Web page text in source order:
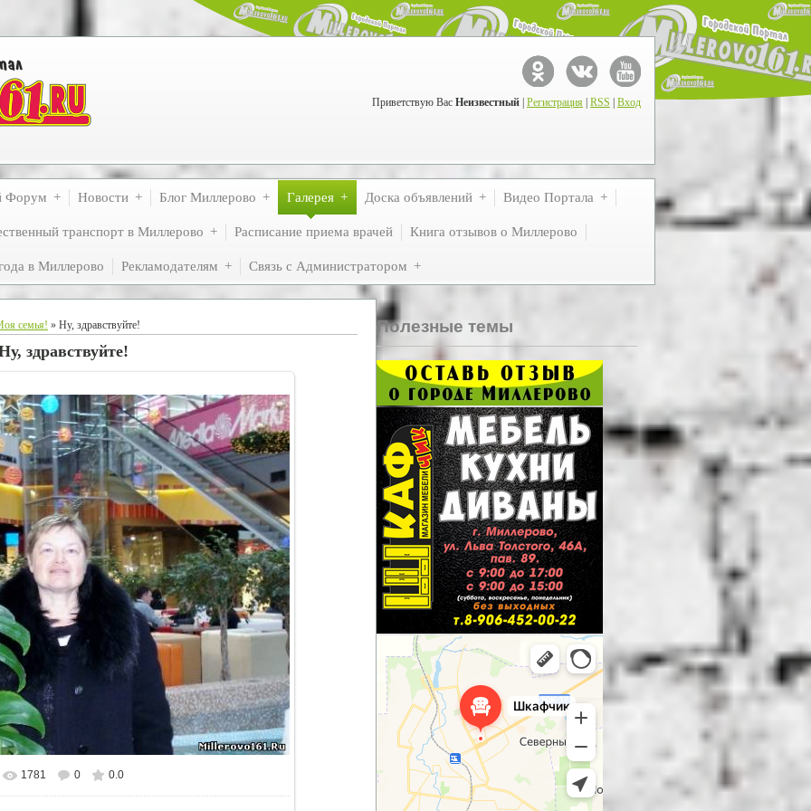
Приветствую Вас Неизвестный Регистрация RSS Вход
Форум Новости Блог Миллерово Галерея Доска объявлений Видео Портала
транспорт в Миллерово Расписание приема врачей Книга отзывов о Миллерово
в Миллерово Рекламодателям Связь с Администратором
семья! » Ну, здравствуйте!
здравствуйте!
размере 532x424
1781 0 0.0
Полезные темы